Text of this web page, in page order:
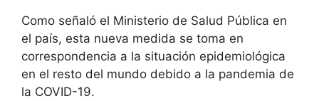
Como señaló el Ministerio de Salud Pública en
el país, esta nueva medida se toma en
correspondencia a la situación epidemiológica
en el resto del mundo debido a la pandemia de
la COVID-19.